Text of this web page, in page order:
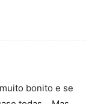
bonito e se